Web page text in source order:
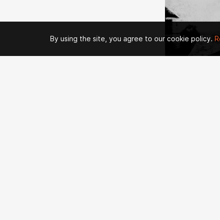
By using the site, you agree to our cookie policy.